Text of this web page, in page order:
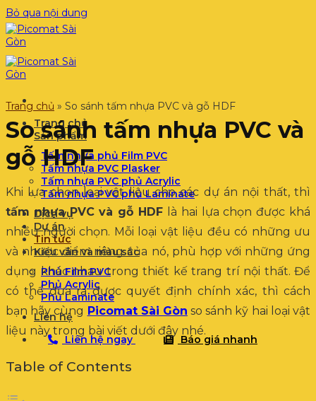
Bỏ qua nội dung
Trang chủ
Sản phẩm
Tấm nhựa phủ Film PVC
Tấm nhựa PVC Plasker
Tấm nhựa PVC phủ Acrylic
Tấm nhựa PVC phủ Laminate
Dịch vụ
Dự án
Tin tức
Kiểu vân và màu sắc
Phủ Film PVC
Phủ Acrylic
Phủ Laminate
Liên hệ
Liên hệ ngay
Báo giá nhanh
Trang chủ » So sánh tấm nhựa PVC và gỗ HDF
So sánh tấm nhựa PVC và
gỗ HDF
Khi lựa chọn loại vật liệu cho các dự án nội thất, thì
tấm nhựa PVC và gỗ HDF là hai lựa chọn được khá
nhiều người chọn. Mỗi loại vật liệu đều có những ưu
và nhược điểm riêng của nó, phù hợp với những ứng
dụng khác nhau trong thiết kế trang trí nội thất. Để
có thể đưa ra được quyết định chính xác, thì cách
bạn hãy cùng Picomat Sài Gòn so sánh kỹ hai loại vật
liệu này trong bài viết dưới đây nhé.
Table of Contents